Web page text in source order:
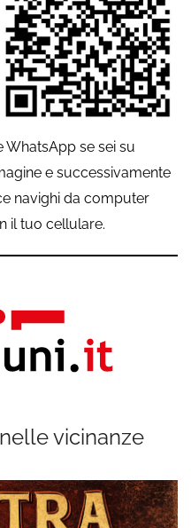
WhatsApp se sei su
e successivamente
navighi da computer
il tuo cellulare.
vicinanze